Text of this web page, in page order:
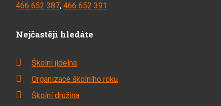
466 652 387, 466 652 391
Nejčastěji hledáte
Školní jídelna
Organizace školního roku
Školní družina